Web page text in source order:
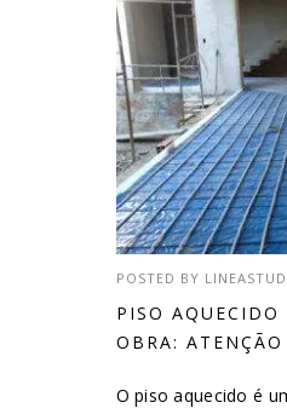
POSTED BY
PISO
OBRA: ATENÇÃO
O piso aquecido é